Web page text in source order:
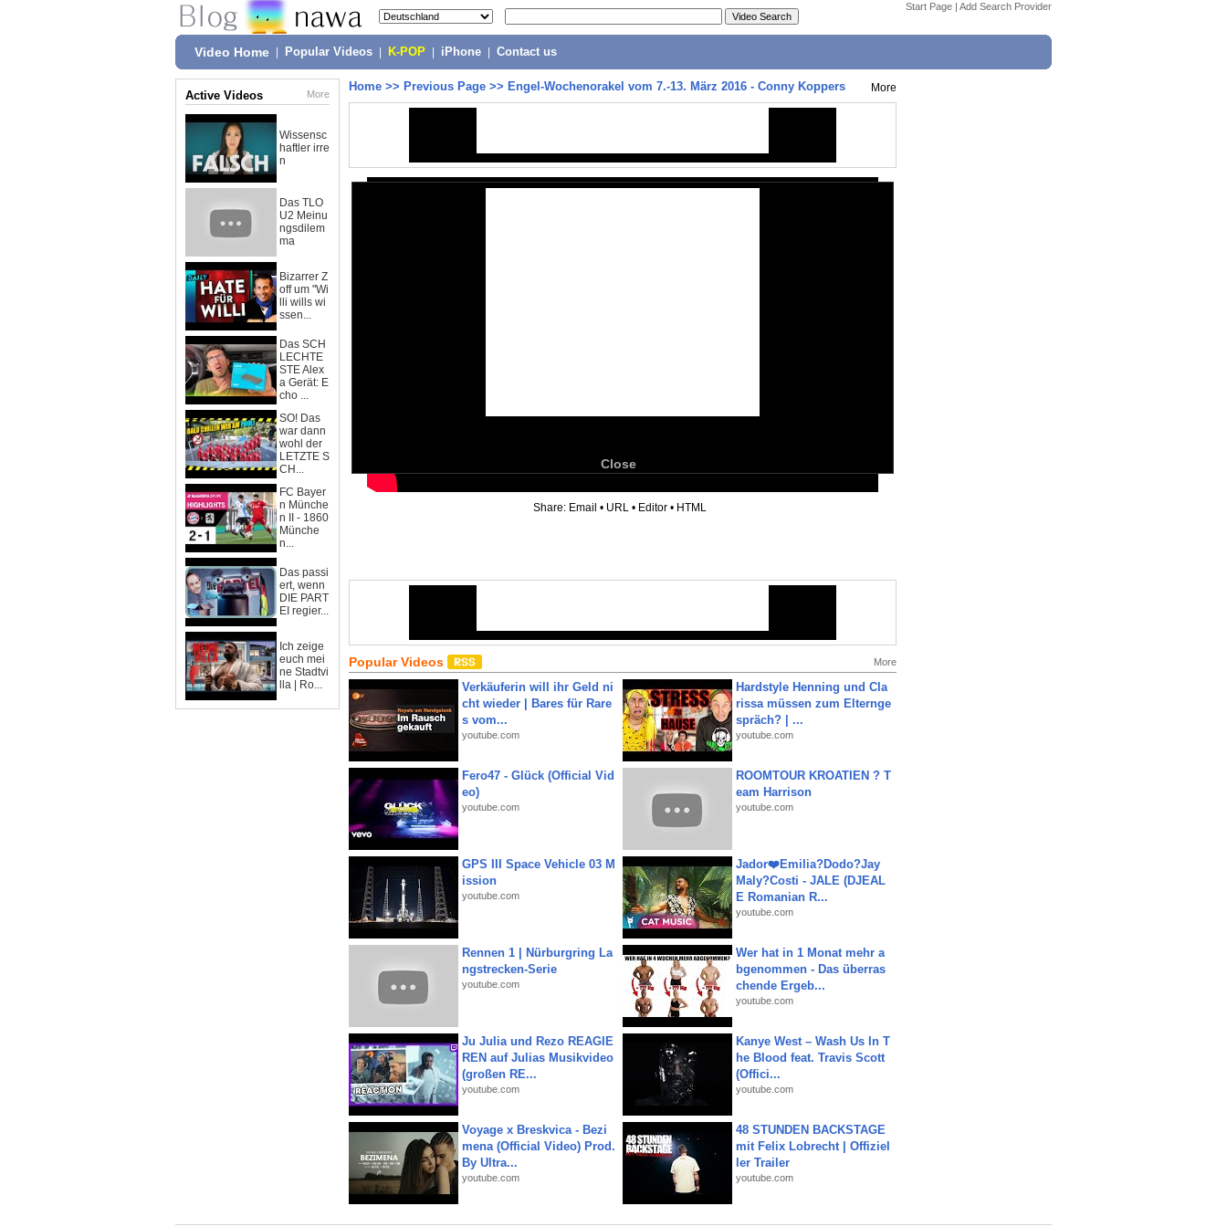
Start Page | Add Search Provider
Video Home Popular Videos K-POP iPhone Contact us
Active Videos More
Wissensc
haftler irre
n
Das TLO
U2 Meinu
ngsdilem
ma
Bizarrer Z
off um "Wi
lli wills wi
ssen...
Das SCH
LECHTE
STE Alex
a Gerät: E
cho ...
SO! Das
war dann
wohl der
LETZTE S
CH...
FC Bayer
n Münche
n II - 1860
Münche
n...
Das passi
ert, wenn
DIE PART
EI regier...
Ich zeige
euch mei
ne Stadtvi
lla | Ro...
Home >> Previous Page >> Engel-Wochenorakel vom 7.-13. März 2016 - Conny Koppers More
Close
Share: Email • URL • Editor • HTML
Popular Videos More
Verkäuferin will ihr Geld ni
cht wieder | Bares für Rare
s vom...
youtube.com
Hardstyle Henning und Cla
rissa müssen zum Elternge
spräch? | ...
youtube.com
Fero47 - Glück (Official Vid
eo)
youtube.com
ROOMTOUR KROATIEN ? T
eam Harrison
youtube.com
GPS III Space Vehicle 03 M
ission
youtube.com
Jador❤️Emilia?Dodo?Jay
Maly?Costi - JALE (DJEAL
E Romanian R...
youtube.com
Rennen 1 | Nürburgring La
ngstrecken-Serie
youtube.com
Wer hat in 1 Monat mehr a
bgenommen - Das überras
chende Ergeb...
youtube.com
Ju Julia und Rezo REAGIE
REN auf Julias Musikvideo
(großen RE...
youtube.com
Kanye West – Wash Us In T
he Blood feat. Travis Scott
(Offici...
youtube.com
Voyage x Breskvica - Bezi
mena (Official Video) Prod.
By Ultra...
youtube.com
48 STUNDEN BACKSTAGE
mit Felix Lobrecht | Offiziel
ler Trailer
youtube.com